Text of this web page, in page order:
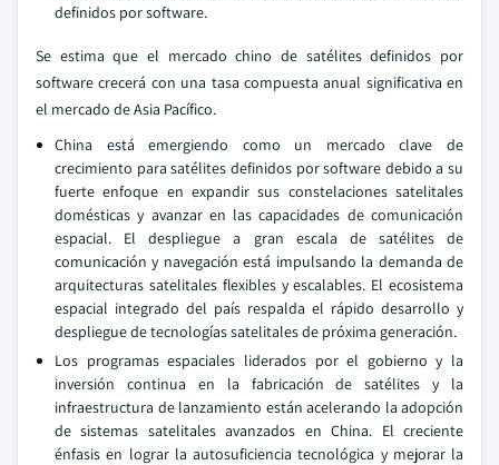
definidos por software.
Se estima que el mercado chino de satélites definidos por
software crecerá con una tasa compuesta anual significativa en
el mercado de Asia Pacífico.
China está emergiendo como un mercado clave de
crecimiento para satélites definidos por software debido a su
fuerte enfoque en expandir sus constelaciones satelitales
domésticas y avanzar en las capacidades de comunicación
espacial. El despliegue a gran escala de satélites de
comunicación y navegación está impulsando la demanda de
arquitecturas satelitales flexibles y escalables. El ecosistema
espacial integrado del país respalda el rápido desarrollo y
despliegue de tecnologías satelitales de próxima generación.
Los programas espaciales liderados por el gobierno y la
inversión continua en la fabricación de satélites y la
infraestructura de lanzamiento están acelerando la adopción
de sistemas satelitales avanzados en China. El creciente
énfasis en lograr la autosuficiencia tecnológica y mejorar la